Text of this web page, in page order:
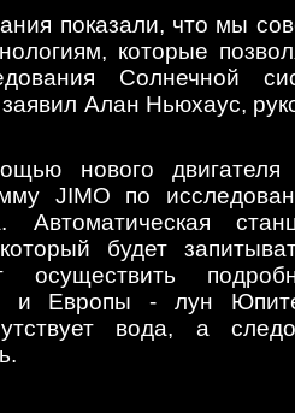
показали, что мы
которые
Солнечной
Алан Ньюхаус,
нового двигателя
JIMO по
Автоматическая
будет
осуществить
и Европы - лун
вода, а